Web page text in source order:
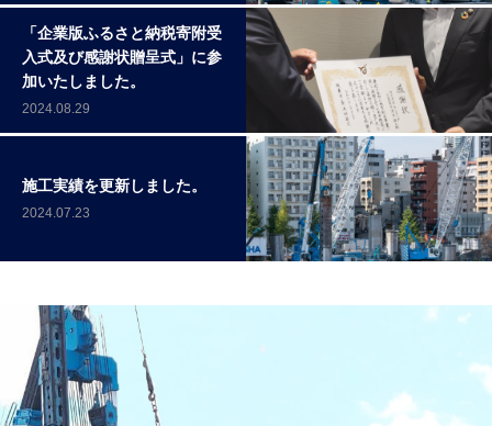
「企業版ふるさと納税寄附受
入式及び感謝状贈呈式」に参
加いたしました。
2024.08.29
施工実績を更新しました。
2024.07.23